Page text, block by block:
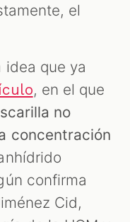
el
idea que ya
, en el que
no
concentración
confirma
Cid,